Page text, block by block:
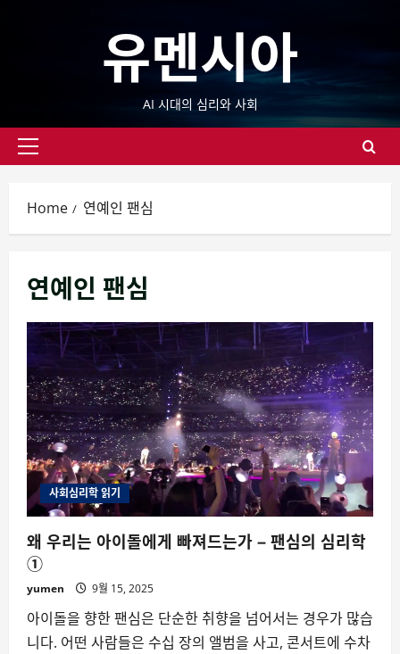
유멘시아
AI 시대의 심리와 사회
Primary
Home 연예인 팬심
연예인 팬심
사회심리학 읽기
왜 우리는 아이돌에게 빠져드는가 – 팬심의 심리학
①
yumen 9월 15, 2025
아이돌을 향한 팬심은 단순한 취향을 넘어서는 경우가 많습
니다. 어떤 사람들은 수십 장의 앨범을 사고, 콘서트에 수차